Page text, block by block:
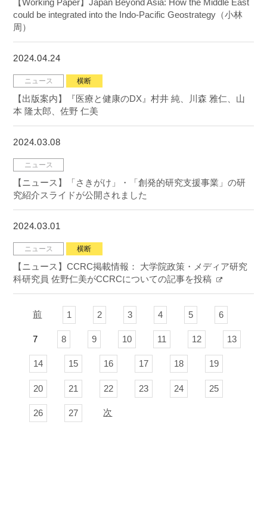
could be integrated into the Indo-Pacific Geostrategy（小林
周）
2024.04.24
ニュース 横断
【出版案内】『医療と健康のDX』村井 純、川森 雅仁、山
本 隆太郎、佐野 仁美
2024.03.08
ニュース
【ニュース】「さきがけ」・「創発的研究支援事業」の研
究紹介スライドが公開されました
2024.03.01
ニュース 横断
【ニュース】CCRC掲載情報： 大学院政策・メディア研究
科研究員 佐野仁美がCCRCについての記事を投稿
前 1 2 3 4 5 6
7 8 9 10 11 12 13
14 15 16 17 18 19
20 21 22 23 24 25
26 27 次